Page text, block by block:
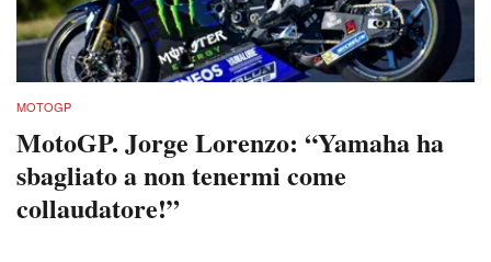
MOTOGP
MotoGP. Jorge Lorenzo: “Yamaha ha
sbagliato a non tenermi come
collaudatore!”